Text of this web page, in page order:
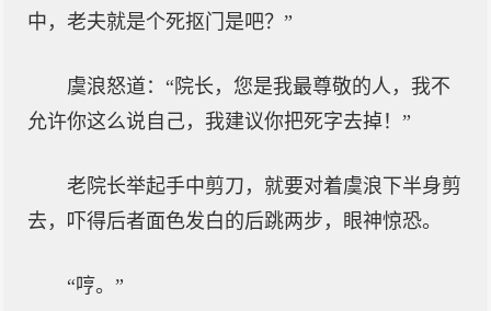
中，老夫就是个死抠门是吧？”
虞浪怒道：“院长，您是我最尊敬的人，我不
允许你这么说自己，我建议你把死字去掉！”
老院长举起手中剪刀，就要对着虞浪下半身剪
去，吓得后者面色发白的后跳两步，眼神惊恐。
“哼。”